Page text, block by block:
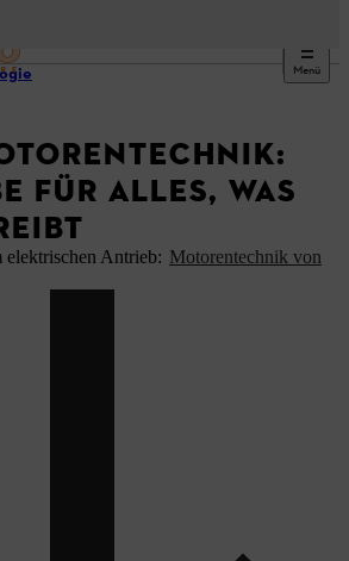
Menü
FÜR ALLES, WAS
Antrieb: Motorentechnik von